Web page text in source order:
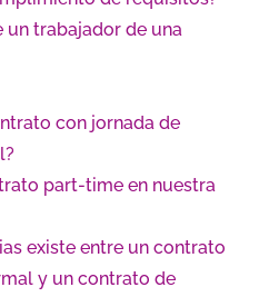
un trabajador de una
con jornada de
part-time en nuestra
existe entre un contrato
y un contrato de